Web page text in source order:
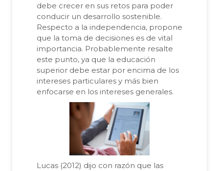
debe crecer en sus retos para poder
conducir un desarrollo sostenible.
Respecto a la independencia, propone
que la toma de decisiones es de vital
importancia. Probablemente resalte
este punto, ya que la educación
superior debe estar por encima de los
intereses particulares y más bien
enfocarse en los intereses generales.
Lucas (2012) dijo con razón que las